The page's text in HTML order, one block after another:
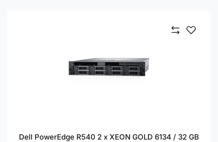
Dell PowerEdge R540 2 x XEON GOLD 6134 / 32 GB